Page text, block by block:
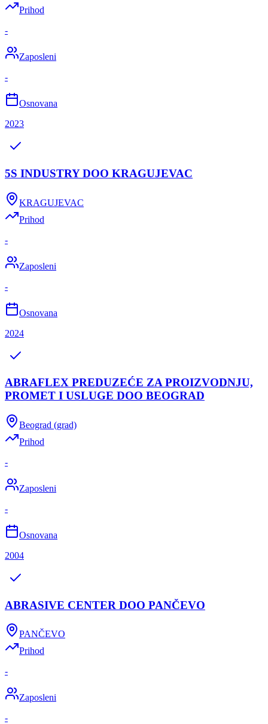
Prihod
-
Zaposleni
-
Osnovana
2023
5S INDUSTRY DOO KRAGUJEVAC
KRAGUJEVAC
Prihod
-
Zaposleni
-
Osnovana
2024
ABRAFLEX PREDUZEĆE ZA PROIZVODNJU,
PROMET I USLUGE DOO BEOGRAD
Beograd (grad)
Prihod
-
Zaposleni
-
Osnovana
2004
ABRASIVE CENTER DOO PANČEVO
PANČEVO
Prihod
-
Zaposleni
-